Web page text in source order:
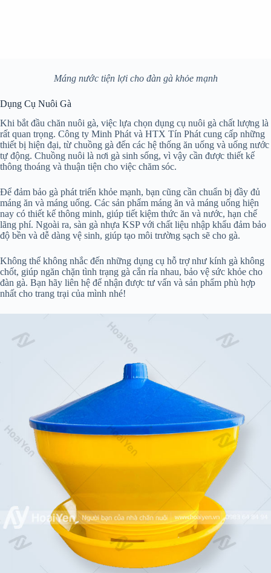
Máng nước tiện lợi cho đàn gà khỏe mạnh
Dụng Cụ Nuôi Gà
Khi bắt đầu chăn nuôi gà, việc lựa chọn dụng cụ nuôi gà chất lượng là
rất quan trọng. Công ty Minh Phát và HTX Tín Phát cung cấp những
thiết bị hiện đại, từ chuồng gà đến các hệ thống ăn uống và uống nước
tự động. Chuồng nuôi là nơi gà sinh sống, vì vậy cần được thiết kế
thông thoáng và thuận tiện cho việc chăm sóc.
Để đảm bảo gà phát triển khỏe mạnh, bạn cũng cần chuẩn bị đầy đủ
máng ăn và máng uống. Các sản phẩm máng ăn và máng uống hiện
nay có thiết kế thông minh, giúp tiết kiệm thức ăn và nước, hạn chế
lãng phí. Ngoài ra, sàn gà nhựa KSP với chất liệu nhập khẩu đảm bảo
độ bền và dễ dàng vệ sinh, giúp tạo môi trường sạch sẽ cho gà.
Không thể không nhắc đến những dụng cụ hỗ trợ như kính gà không
chốt, giúp ngăn chặn tình trạng gà cắn rỉa nhau, bảo vệ sức khỏe cho
đàn gà. Bạn hãy liên hệ để nhận được tư vấn và sản phẩm phù hợp
nhất cho trang trại của mình nhé!